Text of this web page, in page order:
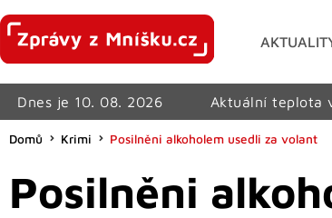
Dnes je 10. 08. 2026 Aktuální teplota
Domů Krimi Posilněni alkoholem usedli za volant
Posilněni